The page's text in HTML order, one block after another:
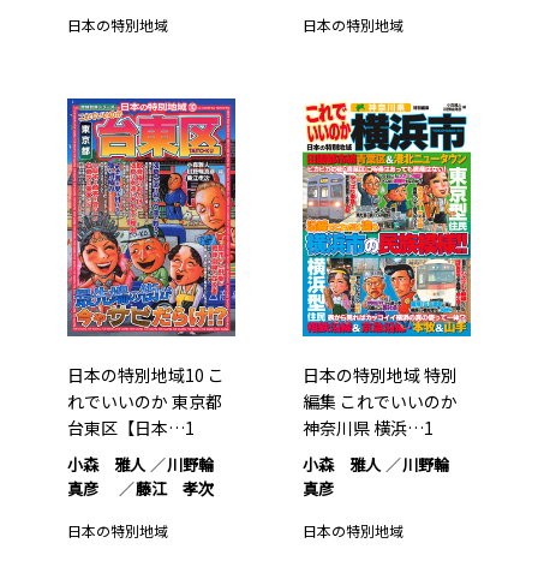
日本の特別地域 日本の特別地域
日本の特別地域10 こ
れでいいのか 東京都
台東区【日本…1
小森 雅人
川野輪
真彦
藤江 孝次
日本の特別地域
日本の特別地域 特別
編集 これでいいのか
神奈川県 横浜…1
小森 雅人
川野輪
真彦
日本の特別地域